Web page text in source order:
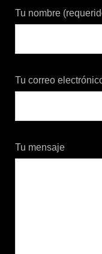
Tu nombre
Tu correo
Tu mensaje